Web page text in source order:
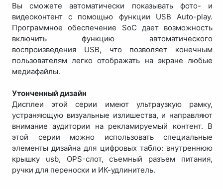
Вы сможете автоматически показывать фото- и
видеоконтент с помощью функции USB Auto-play.
Программное обеспечение SoC дает возможность
включить функцию автоматического
воспроизведения USB, что позволяет конечным
пользователям легко отображать на экране любые
медиафайлы.
Утонченный дизайн
Дисплеи этой серии имеют ультраузкую рамку,
устраняющую визуальные излишества, и направляют
внимание аудитории на рекламируемый контент. В
этой серии можно использовать специальные
элементы дизайна для цифровых табло: внутреннюю
крышку usb, OPS-слот, съемный разъем питания,
ручки для переноски и ИК-удлинитель.